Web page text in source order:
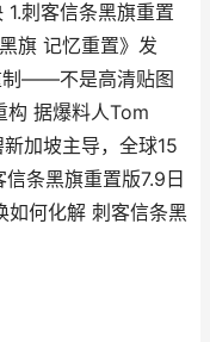
刺客信条黑旗重置
旗 记忆重置》发
制——不是高清贴图
构 据爆料人Tom
加坡主导，全球15
条黑旗重置版7.9日
如何化解 刺客信条黑